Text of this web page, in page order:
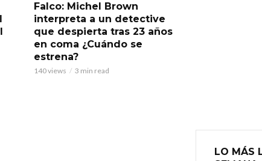
Falco: Michel Brown
interpreta a un detective
que despierta tras 23 años
en coma ¿Cuándo se
estrena?
140 views 3 min read
LO MÁS